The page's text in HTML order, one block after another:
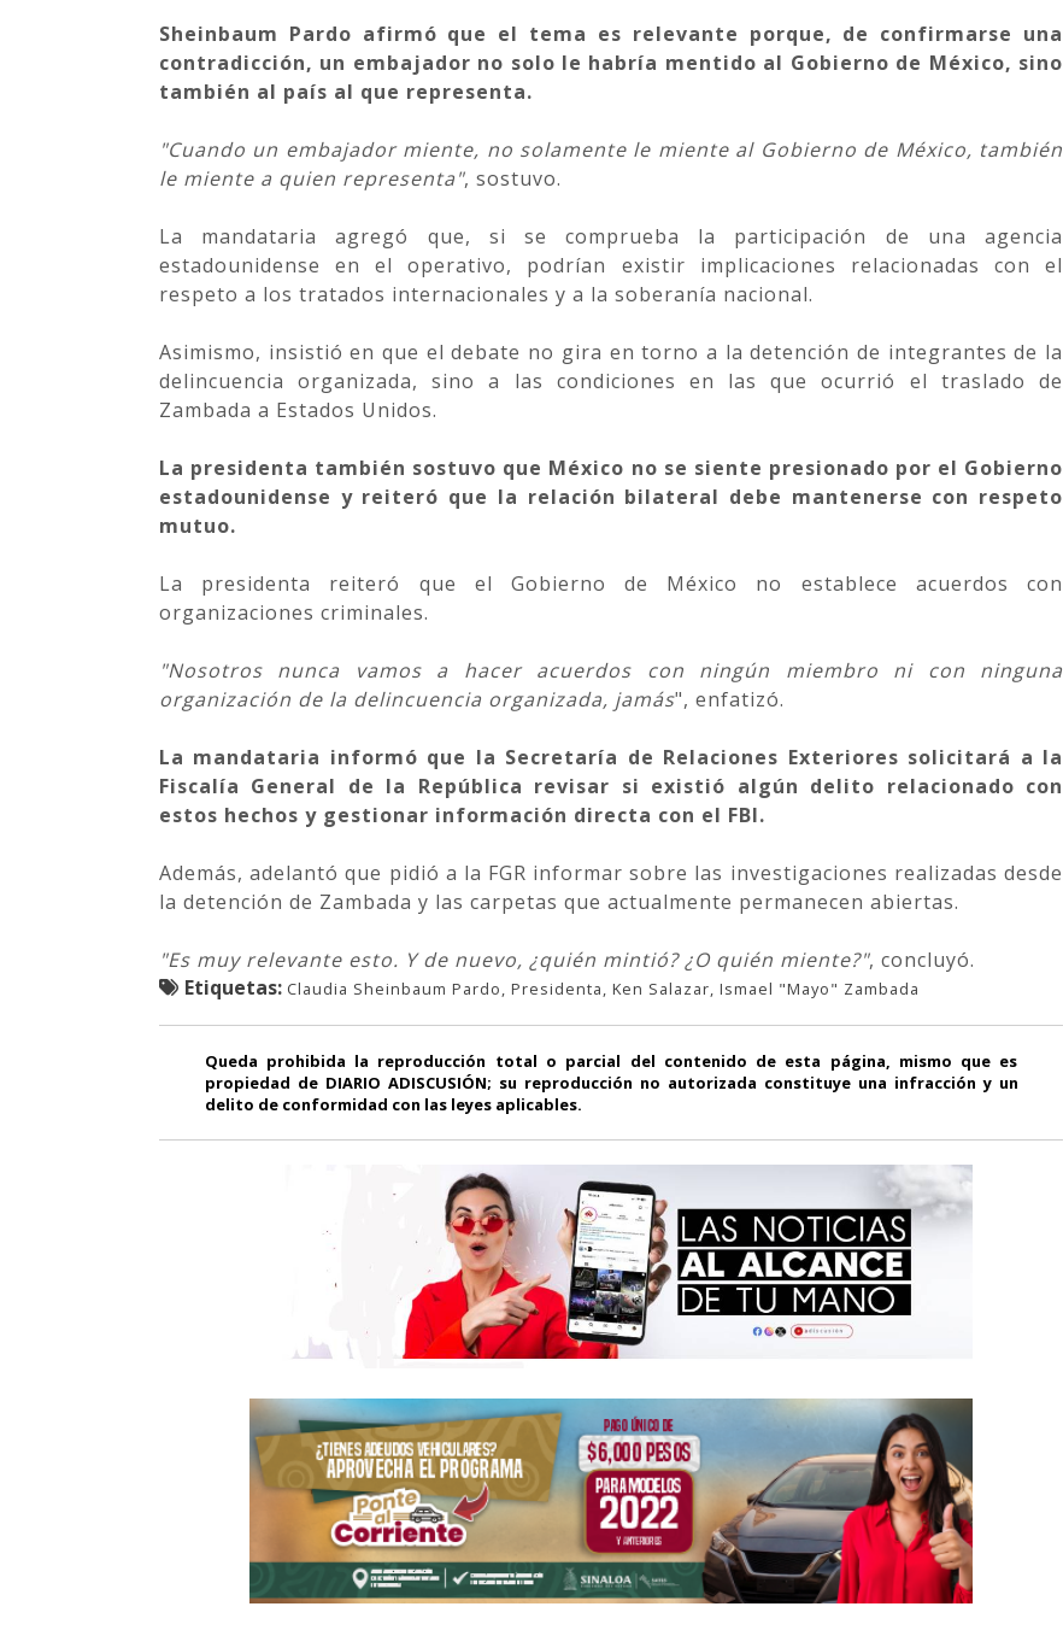
Sheinbaum Pardo afirmó que el tema es relevante porque, de confirmarse una
contradicción, un embajador no solo le habría mentido al Gobierno de México, sino
también al país al que representa.
"Cuando un embajador miente, no solamente le miente al Gobierno de México, también
le miente a quien representa", sostuvo.
La mandataria agregó que, si se comprueba la participación de una agencia
estadounidense en el operativo, podrían existir implicaciones relacionadas con el
respeto a los tratados internacionales y a la soberanía nacional.
Asimismo, insistió en que el debate no gira en torno a la detención de integrantes de la
delincuencia organizada, sino a las condiciones en las que ocurrió el traslado de
Zambada a Estados Unidos.
La presidenta también sostuvo que México no se siente presionado por el Gobierno
estadounidense y reiteró que la relación bilateral debe mantenerse con respeto
mutuo.
La presidenta reiteró que el Gobierno de México no establece acuerdos con
organizaciones criminales.
"Nosotros nunca vamos a hacer acuerdos con ningún miembro ni con ninguna
organización de la delincuencia organizada, jamás", enfatizó.
La mandataria informó que la Secretaría de Relaciones Exteriores solicitará a la
Fiscalía General de la República revisar si existió algún delito relacionado con
estos hechos y gestionar información directa con el FBI.
Además, adelantó que pidió a la FGR informar sobre las investigaciones realizadas desde
la detención de Zambada y las carpetas que actualmente permanecen abiertas.
"Es muy relevante esto. Y de nuevo, ¿quién mintió? ¿O quién miente?", concluyó.
Etiquetas: Claudia Sheinbaum Pardo, Presidenta, Ken Salazar, Ismael "Mayo" Zambada
Queda prohibida la reproducción total o parcial del contenido de esta página, mismo que es
propiedad de DIARIO ADISCUSIÓN; su reproducción no autorizada constituye una infracción y un
delito de conformidad con las leyes aplicables.